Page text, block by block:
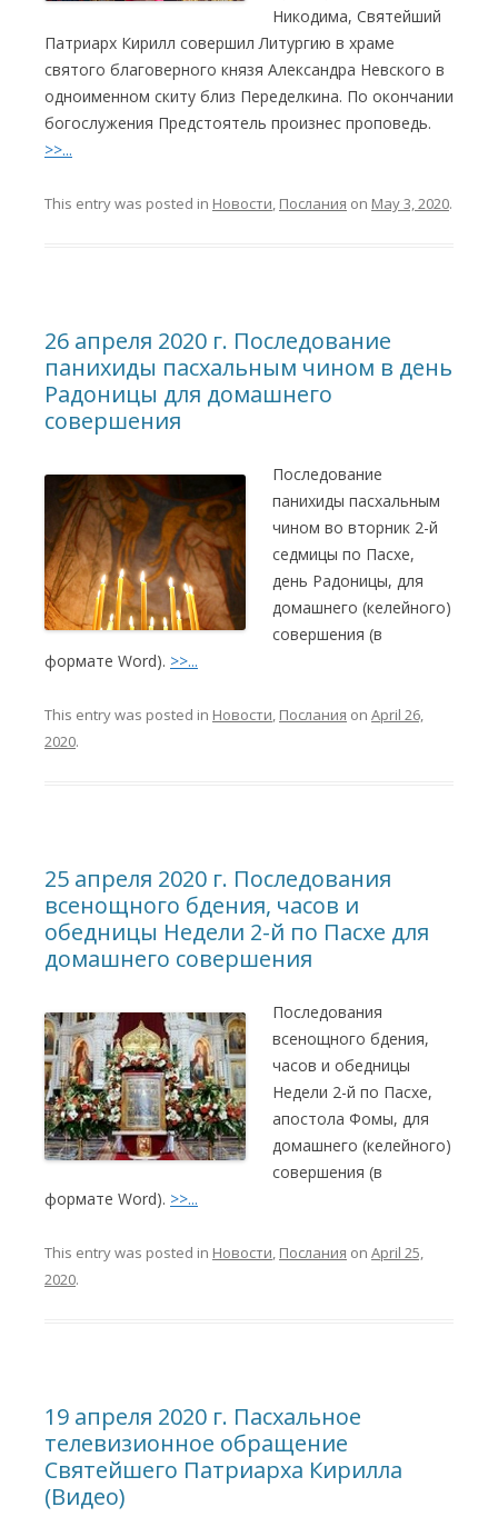
Никодима, Святейший
Патриарх Кирилл совершил Литургию в храме
святого благоверного князя Александра Невского в
одноименном скиту близ Переделкина. По окончании
богослужения Предстоятель произнес проповедь.
>>...
This entry was posted in Новости, Послания on May 3, 2020.
26 апреля 2020 г. Последование
панихиды пасхальным чином в день
Радоницы для домашнего
совершения
Последование
панихиды пасхальным
чином во вторник 2-й
седмицы по Пасхе,
день Радоницы, для
домашнего (келейного)
совершения (в
формате Word). >>...
This entry was posted in Новости, Послания on April 26,
2020.
25 апреля 2020 г. Последования
всенощного бдения, часов и
обедницы Недели 2-й по Пасхе для
домашнего совершения
Последования
всенощного бдения,
часов и обедницы
Недели 2-й по Пасхе,
апостола Фомы, для
домашнего (келейного)
совершения (в
формате Word). >>...
This entry was posted in Новости, Послания on April 25,
2020.
19 апреля 2020 г. Пасхальное
телевизионное обращение
Святейшего Патриарха Кирилла
(Видео)